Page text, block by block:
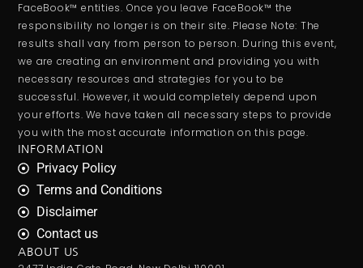
FaceBook™ entities. Once you leave FaceBook™ the
responsibility no longer is on their site. Please Note: The
results shall vary from person to person. During this event,
we are creating an environment and providing you with
necessary resources and strategies for you to be
successful. However, it would completely depend upon
your efforts. We have taken all necessary steps to provide
you with the most accurate information on this page.
INFORMATION
Privacy Policy
Terms and Conditions
Disclaimer
Contact us
ABOUT US